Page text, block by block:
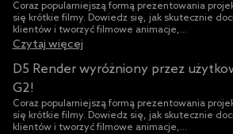
Coraz popularniejszą formą prezentowania
się krótkie filmy. Dowiedz się, jak skutecznie
klientów i tworzyć filmowe animacje,...
Czytaj więcej
D5 Render wyróżniony przez
G2!
Coraz popularniejszą formą prezentowania
się krótkie filmy. Dowiedz się, jak skutecznie
klientów i tworzyć filmowe animacje,...